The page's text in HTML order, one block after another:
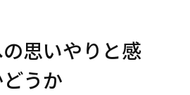
思いやりと感
うか